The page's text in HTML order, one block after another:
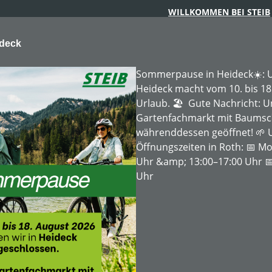
WILLKOMMEN BEI STEIB
FORSTTECHNIK BAUMSCHULE
Sommerpause in Heideck☀️:
Heideck macht vom 10. bis
Urlaub. 🏖️ Gute Nachricht:
Gartenfachmarkt mit
währenddessen geöffnet! 🌱
Öffnungszeiten in Roth: 📅
Uhr &amp; 13:00–17:00 Uhr
Uhr